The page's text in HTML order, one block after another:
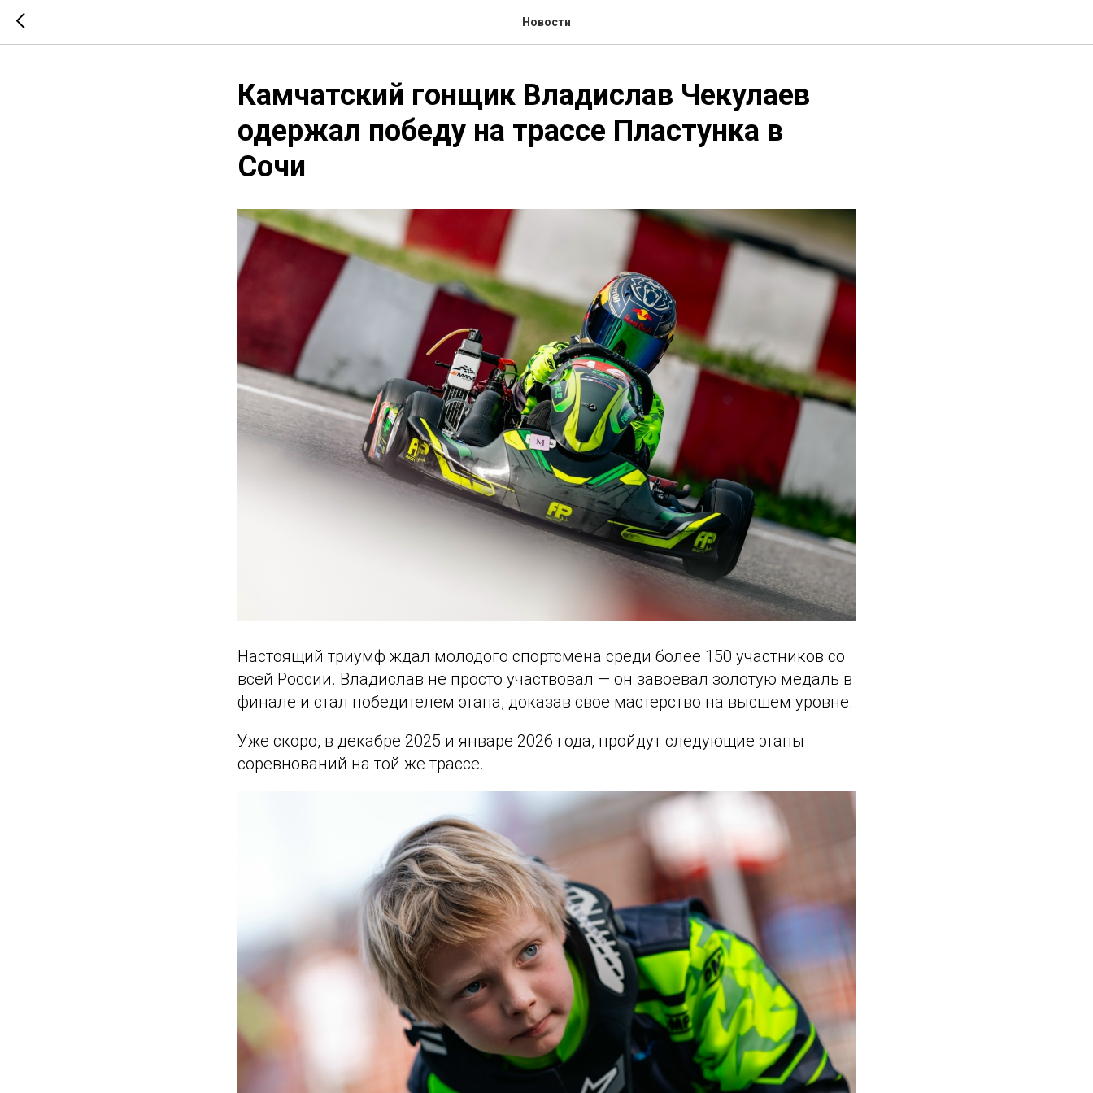
Новости
Камчатский гонщик Владислав Чекулаев
одержал победу на трассе Пластунка в
Сочи
Настоящий триумф ждал молодого спортсмена среди более 150 участников со
всей России. Владислав не просто участвовал — он завоевал золотую медаль в
финале и стал победителем этапа, доказав свое мастерство на высшем уровне.
Уже скоро, в декабре 2025 и январе 2026 года, пройдут следующие этапы
соревнований на той же трассе.